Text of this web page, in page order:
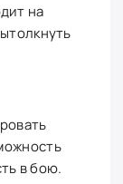
на
в бою.